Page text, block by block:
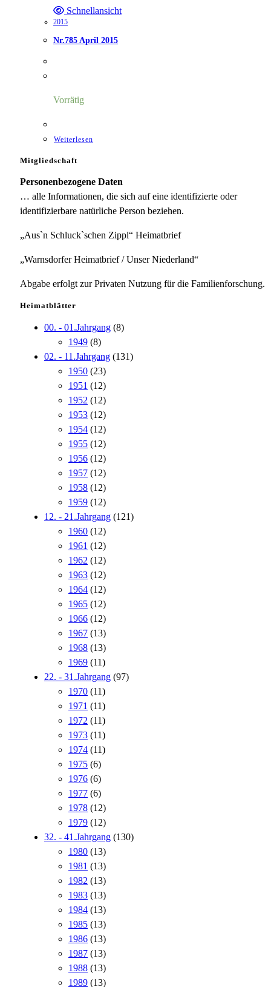
Schnellansicht
2015
Nr.785 April 2015
Vorrätig
Weiterlesen
Mitgliedschaft
Personenbezogene Daten
… alle Informationen, die sich auf eine identifizierte oder
identifizierbare natürliche Person beziehen.
„Aus`n Schluck`schen Zippl“ Heimatbrief
„Warnsdorfer Heimatbrief / Unser Niederland“
Abgabe erfolgt zur Privaten Nutzung für die Familienforschung.
Heimatblätter
00. - 01.Jahrgang (8)
1949 (8)
02. - 11.Jahrgang (131)
1950 (23)
1951 (12)
1952 (12)
1953 (12)
1954 (12)
1955 (12)
1956 (12)
1957 (12)
1958 (12)
1959 (12)
12. - 21.Jahrgang (121)
1960 (12)
1961 (12)
1962 (12)
1963 (12)
1964 (12)
1965 (12)
1966 (12)
1967 (13)
1968 (13)
1969 (11)
22. - 31.Jahrgang (97)
1970 (11)
1971 (11)
1972 (11)
1973 (11)
1974 (11)
1975 (6)
1976 (6)
1977 (6)
1978 (12)
1979 (12)
32. - 41.Jahrgang (130)
1980 (13)
1981 (13)
1982 (13)
1983 (13)
1984 (13)
1985 (13)
1986 (13)
1987 (13)
1988 (13)
1989 (13)